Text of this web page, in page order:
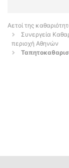
Αετοί της
Συνεργεία
περιοχή Αθηνών